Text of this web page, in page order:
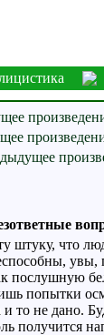
штуку, что
увы,
послушную
попытки
и то не дано.
получится